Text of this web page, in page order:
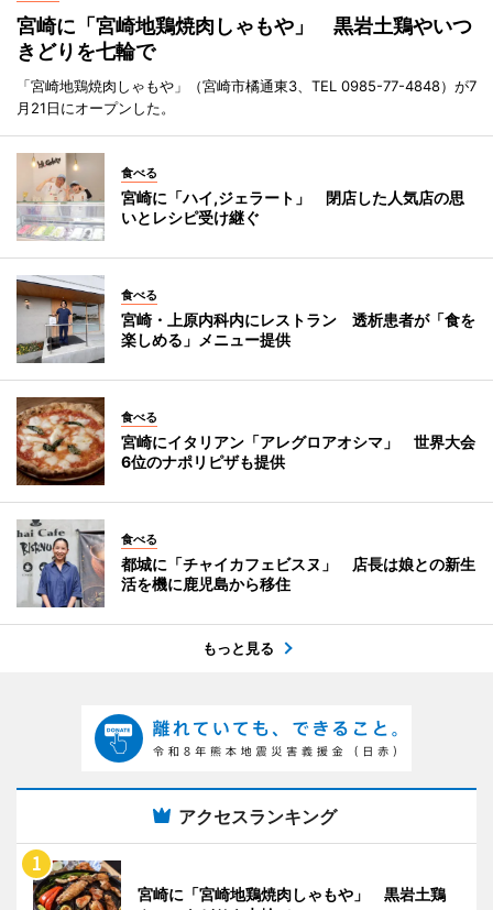
宮崎に「宮崎地鶏焼肉しゃもや」 黒岩土鶏やいつ
きどりを七輪で
「宮崎地鶏焼肉しゃもや」（宮崎市橘通東3、TEL 0985-77-4848）が7
月21日にオープンした。
食べる
宮崎に「ハイ,ジェラート」 閉店した人気店の思
いとレシピ受け継ぐ
食べる
宮崎・上原内科内にレストラン 透析患者が「食を
楽しめる」メニュー提供
食べる
宮崎にイタリアン「アレグロアオシマ」 世界大会
6位のナポリピザも提供
食べる
都城に「チャイカフェビスヌ」 店長は娘との新生
活を機に鹿児島から移住
もっと見る
アクセスランキング
宮崎に「宮崎地鶏焼肉しゃもや」 黒岩土鶏